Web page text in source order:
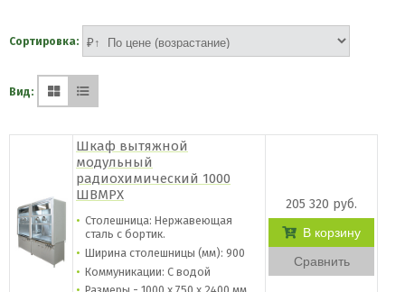
Сортировка:
Вид:
Шкаф вытяжной
модульный
радиохимический 1000
ШВМРХ
Столешница: Нержавеющая
сталь c бортик.
Ширина столешницы (мм): 900
Коммуникации: С водой
205 320 руб.
В корзину
Сравнить